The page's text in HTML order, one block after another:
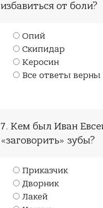
избавиться от боли?
Опий
Скипидар
Керосин
Все ответы верны
7. Кем был Иван
«заговорить» зубы?
Приказчик
Дворник
Лакей